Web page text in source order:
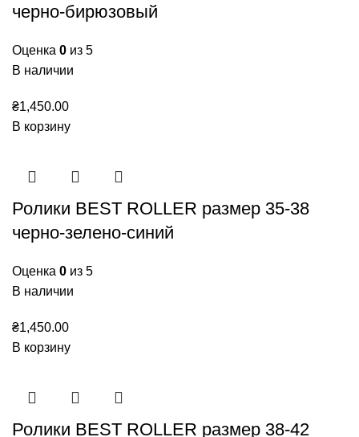
черно-бирюзовый
Оценка 0 из 5
В наличии
₴1,450.00
В корзину
Ролики BEST ROLLER размер 35-38
черно-зелено-синий
Оценка 0 из 5
В наличии
₴1,450.00
В корзину
Ролики BEST ROLLER размер 38-42